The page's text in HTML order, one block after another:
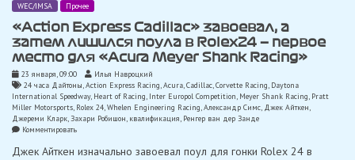
WEC/IMSA Прочее
«Action Express Cadillac» завоевал, а
затем лишился поула в Rolex24 — первое
место для «Acura Meyer Shank Racing»
23 января, 09:00
Илья Навроцкий
24 часа Дайтоны,Action Express Racing,Acura,Cadillac,Corvette Racing, Daytona
International Speedway, Heart of Racing, Inter Europol Competition, Meyer Shank Racing, Pratt
Miller Motorsports, Rolex 24,Whelen Engineering Racing,Александр Симс, Джек Айткен
Джереми Кларк,Захари Робишон, квалификация, Ренгер ван дер Занде
Комментироватьon
Express
Джек Айткен изначально завоевал поул для гонки Rolex 24 в